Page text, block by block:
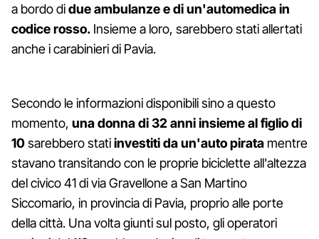
a bordo didue ambulanze e di un'automedica in
codice rosso. Insieme a loro, sarebbero stati allertati
anche i carabinieri di Pavia.
Secondo le informazioni disponibili sino a questo
momento, una donna di 32 anni insieme alfiglio di
10sarebbero statiinvestiti da un'auto pirata mentre
stavano transitando con le proprie biciclette all'altezza
del civico 41 di via Gravellone a San Martino
Siccomario, in provincia di Pavia, proprio alle porte
della città. Una volta giunti sul posto, gli operatori